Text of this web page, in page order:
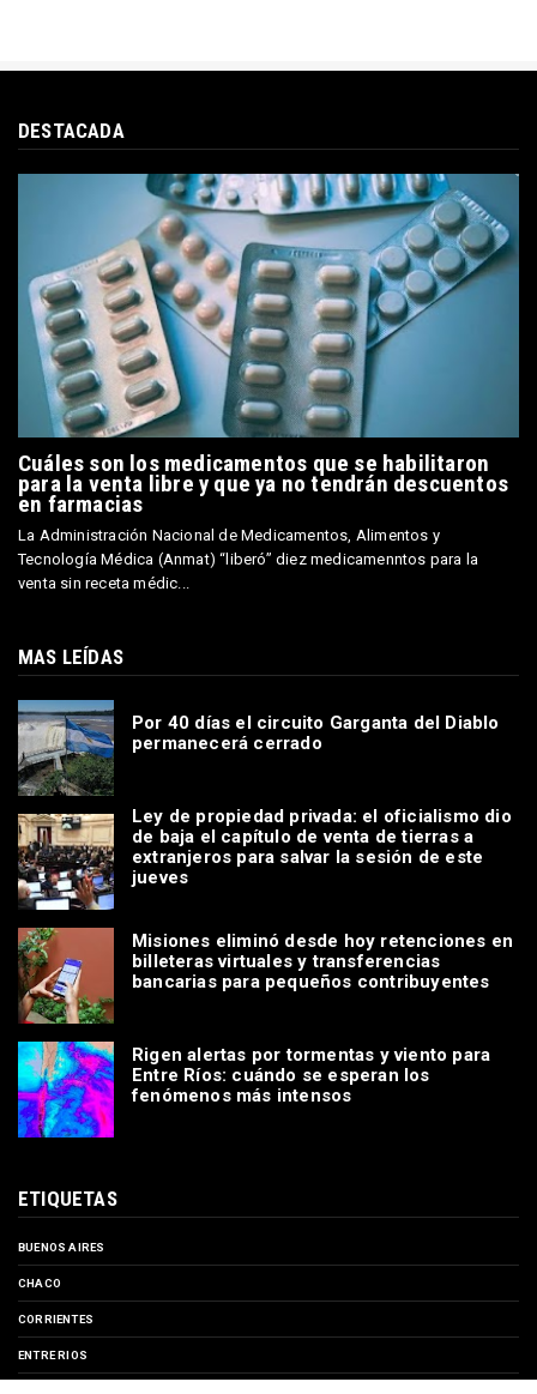
DESTACADA
Cuáles son los medicamentos que se habilitaron
para la venta libre y que ya no tendrán descuentos
en farmacias
La Administración Nacional de Medicamentos, Alimentos y
Tecnología Médica (Anmat) “liberó” diez medicamenntos para la
venta sin receta médic...
MAS LEÍDAS
Por 40 días el circuito Garganta del Diablo
permanecerá cerrado
Ley de propiedad privada: el oficialismo dio
de baja el capítulo de venta de tierras a
extranjeros para salvar la sesión de este
jueves
Misiones eliminó desde hoy retenciones en
billeteras virtuales y transferencias
bancarias para pequeños contribuyentes
Rigen alertas por tormentas y viento para
Entre Ríos: cuándo se esperan los
fenómenos más intensos
ETIQUETAS
BUENOS AIRES
CHACO
CORRIENTES
ENTRE RIOS